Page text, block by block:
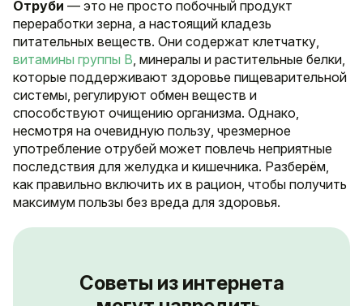
Отруби — это не просто побочный продукт
переработки зерна, а настоящий кладезь
питательных веществ. Они содержат клетчатку,
витамины группы B, минералы и растительные белки,
которые поддерживают здоровье пищеварительной
системы, регулируют обмен веществ и
способствуют очищению организма. Однако,
несмотря на очевидную пользу, чрезмерное
употребление отрубей может повлечь неприятные
последствия для желудка и кишечника. Разберём,
как правильно включить их в рацион, чтобы получить
максимум пользы без вреда для здоровья.
Советы из интернета